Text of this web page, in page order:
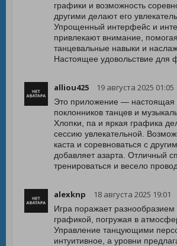
графики и возможность
другими делают его
Упрощенный интерфейс и
привлекают внимание,
танцевальные навыки и
Настоящее удовольствие для
alliou425 19 августа 2025 01:05
Это приложение — настоящая
поклонников танцев и
Хлопки, па и яркая графика
сессию увлекательной.
каста и соревноваться с
добавляет азарта. Отличный
тренироваться и весело
alexknp 18 августа 2025 19:01
Игра поражает разнообразием
графикой, погружая в
Управление танцующими
интуитивное, а уровни